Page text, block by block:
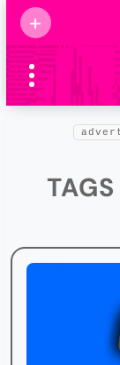
+
2025
Marcas
Foro